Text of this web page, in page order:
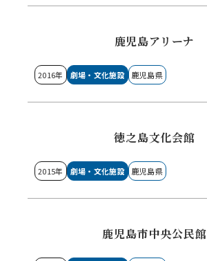
鹿児島アリーナ
2016年 劇場・文化施設 鹿児島県
徳之島文化会館
2015年 劇場・文化施設 鹿児島県
鹿児島市中央公民館